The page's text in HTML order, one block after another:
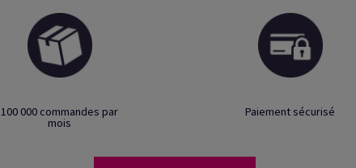
100 000 commandes par
mois
Paiement sécurisé